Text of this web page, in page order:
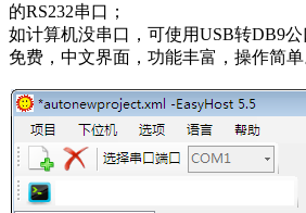
的RS232串口；
如计算机没串口，可使用USB转DB9
免费，中文界面，功能丰富，操作简单